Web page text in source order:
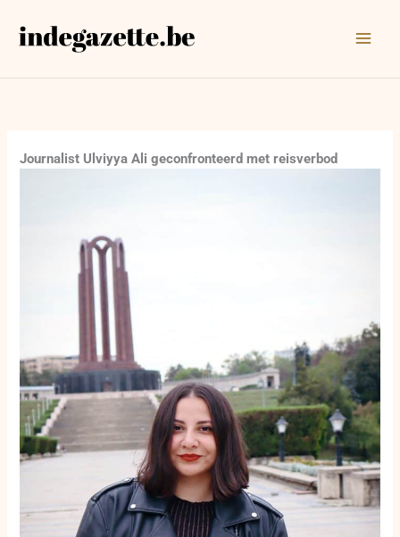
naar
Journalist Ulviyya Ali geconfronteerd met reisverbod